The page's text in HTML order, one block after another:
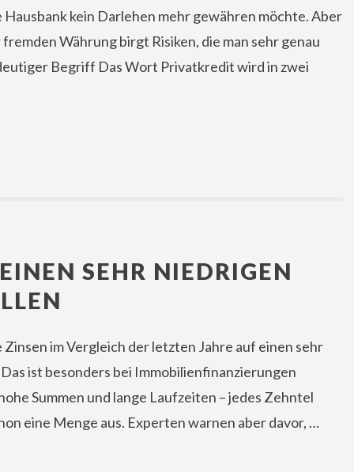
kein Darlehen mehr gewähren möchte. Aber
Währung birgt Risiken, die man sehr genau
Begriff Das Wort Privatkredit wird in zwei
SEHR NIEDRIGEN
im Vergleich der letzten Jahre auf einen sehr
ist besonders bei Immobilienfinanzierungen
Summen und lange Laufzeiten – jedes Zehntel
eine Menge aus. Experten warnen aber davor, …